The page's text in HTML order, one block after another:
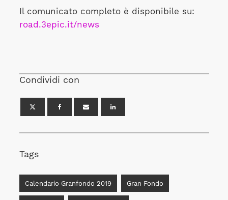
Il comunicato completo è disponibile su:
road.3epic.it/news
Condividi con
Tags
Calendario Granfondo 2019 Gran Fondo